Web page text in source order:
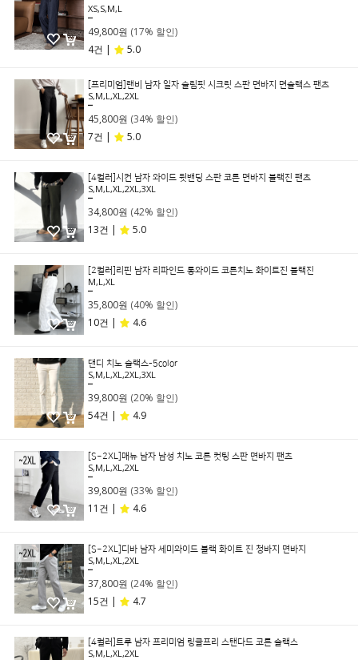
XS,S,M,L
49,800원 (17% 할인)
4건 |
5.0
[프리미엄]랜비 남자 일자 슬림핏 시크릿 스판 면바지 면슬랙스 팬츠
S,M,L,XL,2XL
45,800원 (34% 할인)
7건 |
5.0
[4컬러]시컨 남자 와이드 뒷밴딩 스판 코튼 면바지 블랙진 팬츠
S,M,L,XL,2XL,3XL
34,800원 (42% 할인)
13건 |
5.0
[2컬러]리핀 남자 리파인드 롱와이드 코튼치노 화이트진 블랙진
M,L,XL
35,800원 (40% 할인)
10건 |
4.6
댄디 치노 슬랙스-5color
S,M,L,XL,2XL,3XL
39,800원 (20% 할인)
54건 |
4.9
[S~2XL]매뉴 남자 남성 치노 코튼 컷팅 스판 면바지 팬츠
S,M,L,XL,2XL
39,800원 (33% 할인)
11건 |
4.6
[S~2XL]디바 남자 세미와이드 블랙 화이트 진 청바지 면바지
S,M,L,XL,2XL
37,800원 (24% 할인)
15건 |
4.7
[4컬러]트루 남자 프리미엄 링클프리 스탠다드 코튼 슬랙스
S,M,L,XL,2XL